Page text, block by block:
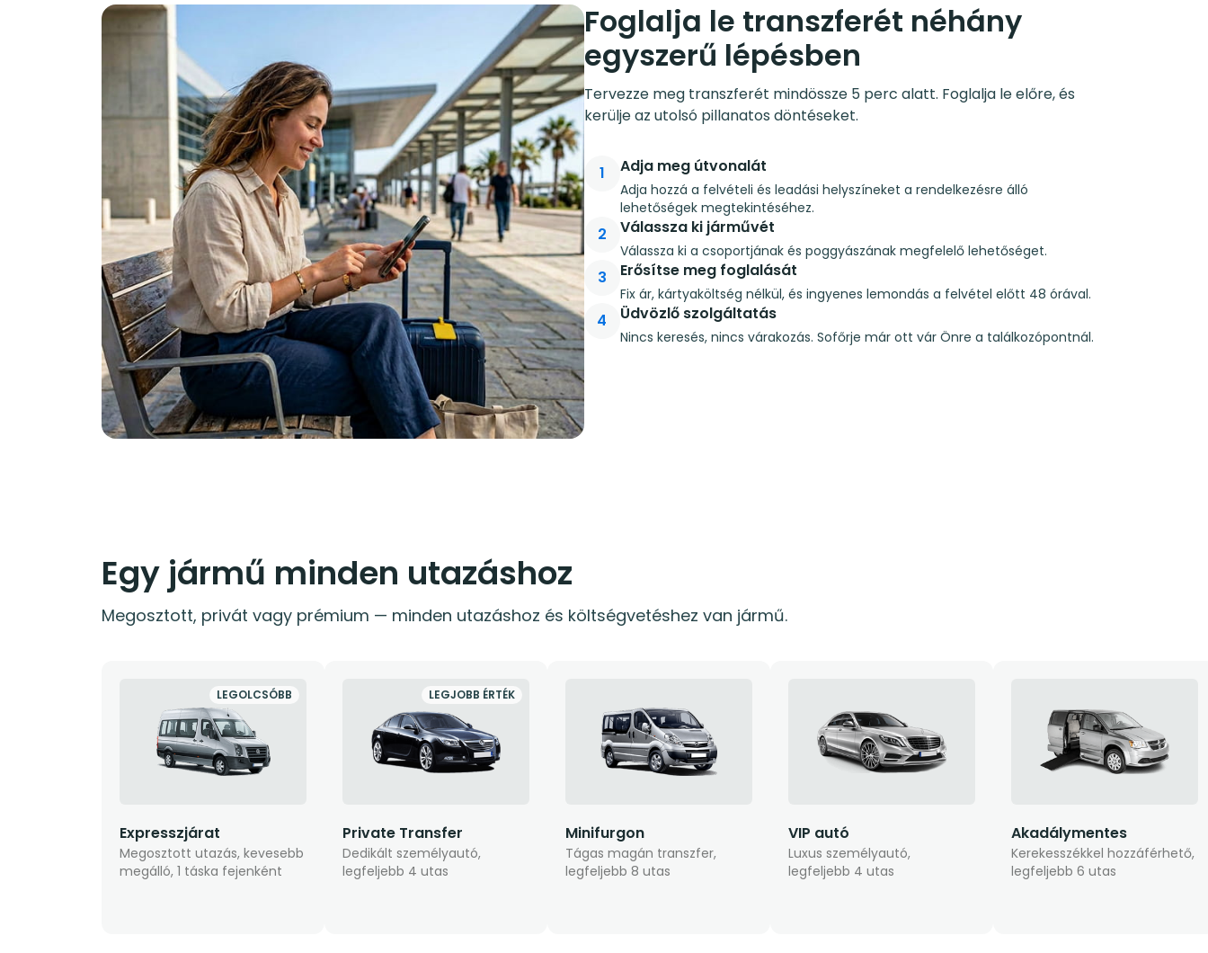
Foglalja le transzferét néhány
egyszerű lépésben
Tervezze meg transzferét mindössze 5 perc alatt. Foglalja le előre, és
kerülje az utolsó pillanatos döntéseket.
1 Adja meg útvonalát
Adja hozzá a felvételi és leadási helyszíneket a rendelkezésre álló
lehetőségek megtekintéséhez.
2 Válassza ki járművét
Válassza ki a csoportjának és poggyászának megfelelő lehetőséget.
3 Erősítse meg foglalását
Fix ár, kártyaköltség nélkül, és ingyenes lemondás a felvétel előtt 48 órával.
4 Üdvözlő szolgáltatás
Nincs keresés, nincs várakozás. Sofőrje már ott vár Önre a találkozópontnál.
Egy jármű minden utazáshoz
Megosztott, privát vagy prémium — minden utazáshoz és költségvetéshez van jármű.
LEGOLCSÓBB
Expresszjárat
Megosztott utazás, kevesebb
megálló, 1 táska fejenként
LEGJOBB ÉRTÉK
Private Transfer
Dedikált személyautó,
legfeljebb 4 utas
Minifurgon
Tágas magán transzfer,
legfeljebb 8 utas
VIP autó
Luxus személyautó,
legfeljebb 4 utas
Akadálymentes
Kerekesszékkel hozzáférhető,
legfeljebb 6 utas